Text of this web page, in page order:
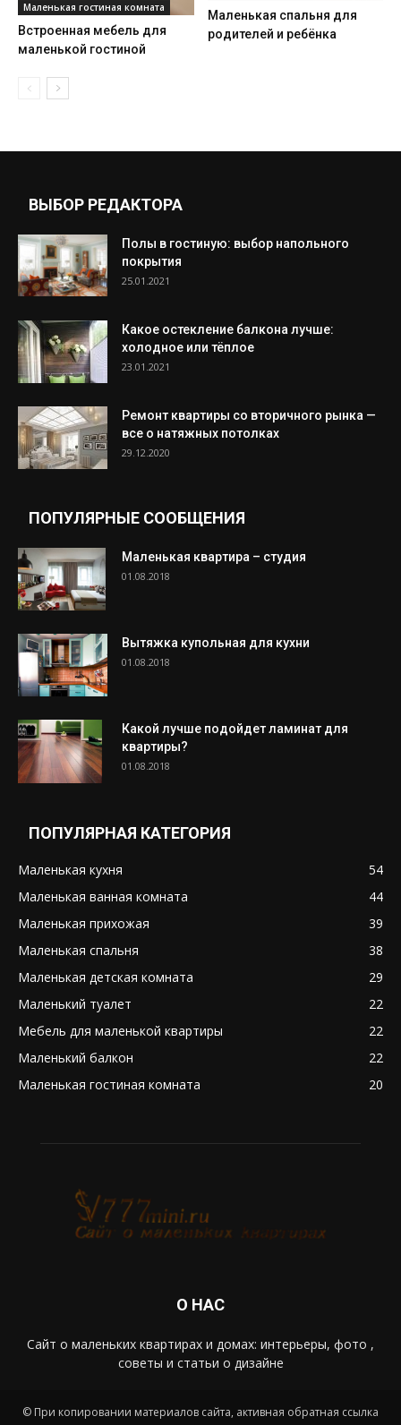
Маленькая гостиная комната
Встроенная мебель для
маленькой гостиной
Маленькая спальня для
родителей и ребёнка
ВЫБОР РЕДАКТОРА
Полы в гостиную: выбор напольного
покрытия
25.01.2021
Какое остекление балкона лучше:
холодное или тёплое
23.01.2021
Ремонт квартиры со вторичного рынка —
все о натяжных потолках
29.12.2020
ПОПУЛЯРНЫЕ СООБЩЕНИЯ
Маленькая квартира – студия
01.08.2018
Вытяжка купольная для кухни
01.08.2018
Какой лучше подойдет ламинат для
квартиры?
01.08.2018
ПОПУЛЯРНАЯ КАТЕГОРИЯ
Маленькая кухня
54
Маленькая ванная комната
44
Маленькая прихожая
39
Маленькая спальня
38
Маленькая детская комната
29
Маленький туалет
22
Мебель для маленькой квартиры
22
Маленький балкон
22
Маленькая гостиная комната
20
О НАС
Сайт о маленьких квартирах и домах: интерьеры, фото ,
советы и статьи о дизайне
© При копировании материалов сайта, активная обратная ссылка